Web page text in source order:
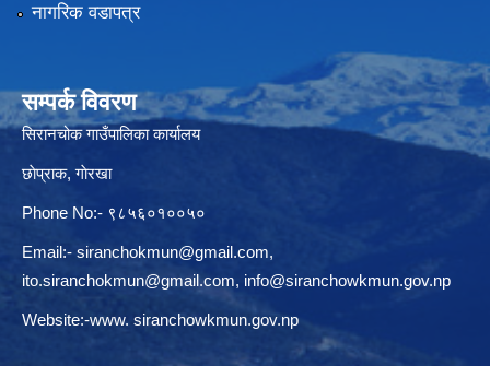
नागरिक वडापत्र
सम्पर्क विवरण
सिरानचोक गाउँपालिका कार्यालय
छाेप्राक, गाेरखा
Phone No:- ९८५६०१००५०
Email:- siranchokmun@gmail.com,
ito.siranchokmun@gmail.com, info@siranchowkmun.gov.np
Website:-www. siranchowkmun.gov.np